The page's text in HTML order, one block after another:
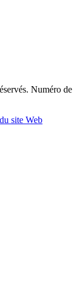
Numéro de
site Web